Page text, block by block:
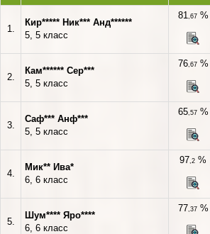
1.
Кир***** Ник*** Анд******
5, 5 класс
81,67%
2.
Кам****** Сер***
5, 5 класс
76,67%
3.
Саф*** Анф***
5, 5 класс
65,57%
4.
Мик** Ива*
6, 6 класс
97,2 %
5.
Шум**** Яро****
6, 6 класс
77,37%